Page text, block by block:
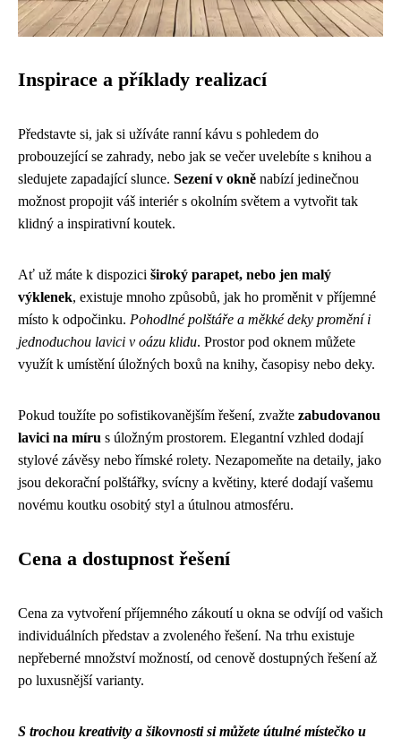
Inspirace a příklady realizací
Představte si, jak si užíváte ranní kávu s pohledem do
probouzející se zahrady, nebo jak se večer uvelebíte s knihou a
sledujete zapadající slunce. Sezení v okně nabízí jedinečnou
možnost propojit váš interiér s okolním světem a vytvořit tak
klidný a inspirativní koutek.
Ať už máte k dispozici široký parapet, nebo jen malý
výklenek, existuje mnoho způsobů, jak ho proměnit v příjemné
místo k odpočinku. Pohodlné polštáře a měkké deky promění i
jednoduchou lavici v oázu klidu. Prostor pod oknem můžete
využít k umístění úložných boxů na knihy, časopisy nebo deky.
Pokud toužíte po sofistikovanějším řešení, zvažte zabudovanou
lavici na míru s úložným prostorem. Elegantní vzhled dodají
stylové závěsy nebo římské rolety. Nezapomeňte na detaily, jako
jsou dekorační polštářky, svícny a květiny, které dodají vašemu
novému koutku osobitý styl a útulnou atmosféru.
Cena a dostupnost řešení
Cena za vytvoření příjemného zákoutí u okna se odvíjí od vašich
individuálních představ a zvoleného řešení. Na trhu existuje
nepřeberné množství možností, od cenově dostupných řešení až
po luxusnější varianty.
S trochou kreativity a šikovnosti si můžete útulné místečko u